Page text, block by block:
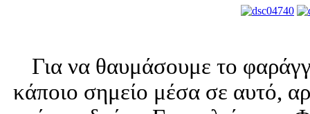
Για να θαυμάσουμε το
κάποιο σημείο μέσα σε αυτό,